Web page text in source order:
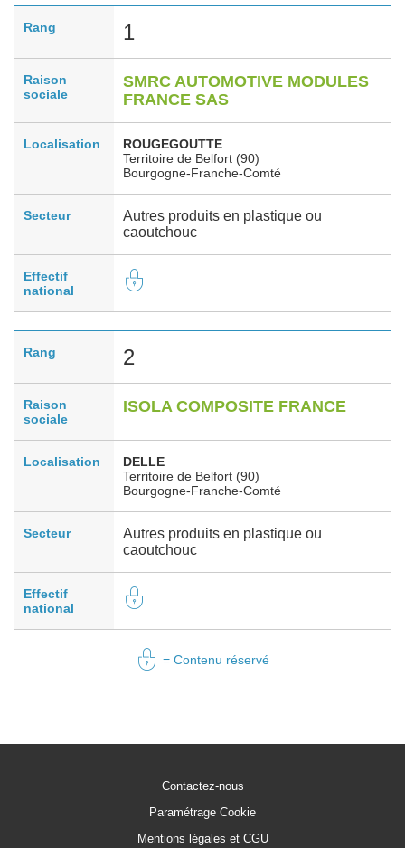
Rang 1
Raison
sociale
SMRC AUTOMOTIVE MODULES
FRANCE SAS
Localisation
ROUGEGOUTTE
Territoire de Belfort (90)
Bourgogne-Franche-Comté
Secteur
Autres produits en plastique ou
caoutchouc
Effectif
national
Rang 2
Raison
sociale
ISOLA COMPOSITE FRANCE
Localisation
DELLE
Territoire de Belfort (90)
Bourgogne-Franche-Comté
Secteur
Autres produits en plastique ou
caoutchouc
Effectif
national
= Contenu réservé
Contactez-nous
Paramétrage Cookie
Mentions légales et CGU